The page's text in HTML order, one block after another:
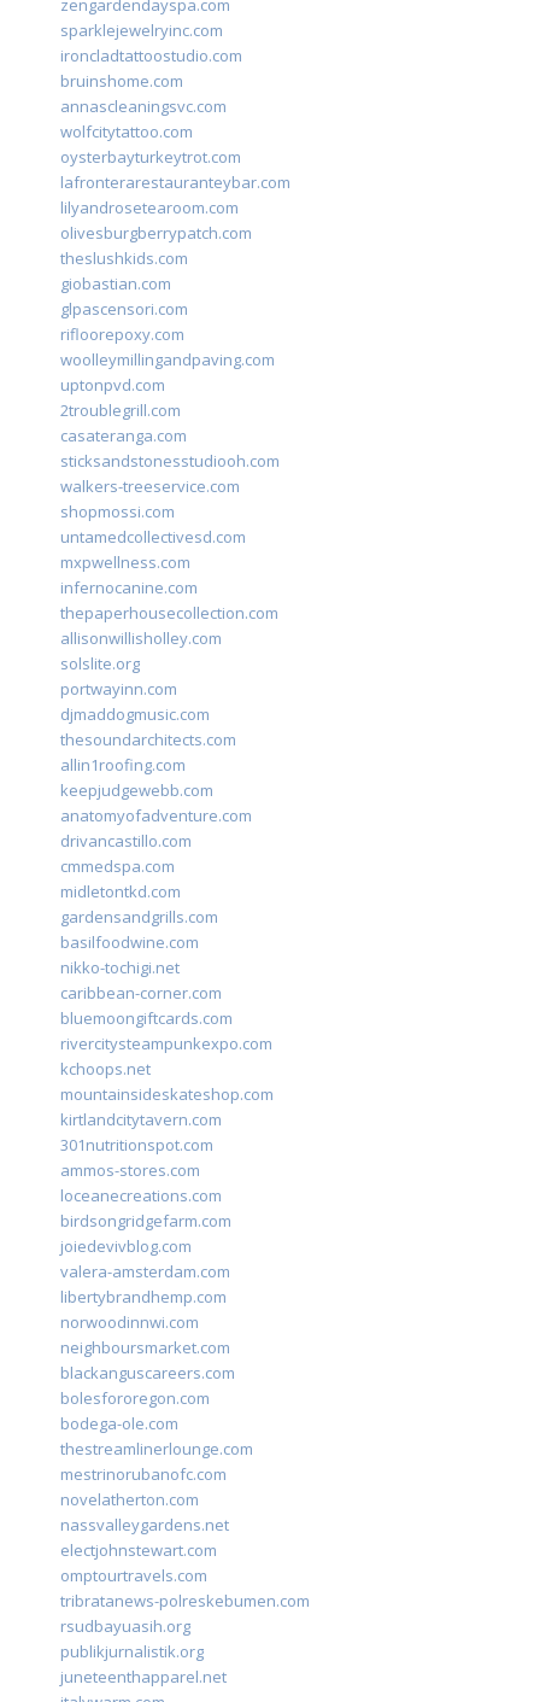
zengardendayspa.com
sparklejewelryinc.com
ironcladtattoostudio.com
bruinshome.com
annascleaningsvc.com
wolfcitytattoo.com
oysterbayturkeytrot.com
lafronterarestauranteybar.com
lilyandrosetearoom.com
olivesburgberrypatch.com
theslushkids.com
giobastian.com
glpascensori.com
rifloorepoxy.com
woolleymillingandpaving.com
uptonpvd.com
2troublegrill.com
casateranga.com
sticksandstonesstudiooh.com
walkers-treeservice.com
shopmossi.com
untamedcollectivesd.com
mxpwellness.com
infernocanine.com
thepaperhousecollection.com
allisonwillisholley.com
solslite.org
portwayinn.com
djmaddogmusic.com
thesoundarchitects.com
allin1roofing.com
keepjudgewebb.com
anatomyofadventure.com
drivancastillo.com
cmmedspa.com
midletontkd.com
gardensandgrills.com
basilfoodwine.com
nikko-tochigi.net
caribbean-corner.com
bluemoongiftcards.com
rivercitysteampunkexpo.com
kchoops.net
mountainsideskateshop.com
kirtlandcitytavern.com
301nutritionspot.com
ammos-stores.com
loceanecreations.com
birdsongridgefarm.com
joiedevivblog.com
valera-amsterdam.com
libertybrandhemp.com
norwoodinnwi.com
neighboursmarket.com
blackanguscareers.com
bolesfororegon.com
bodega-ole.com
thestreamlinerlounge.com
mestrinorubanofc.com
novelatherton.com
nassvalleygardens.net
electjohnstewart.com
omptourtravels.com
tribratanews-polreskebumen.com
rsudbayuasih.org
publikjurnalistik.org
juneteenthapparel.net